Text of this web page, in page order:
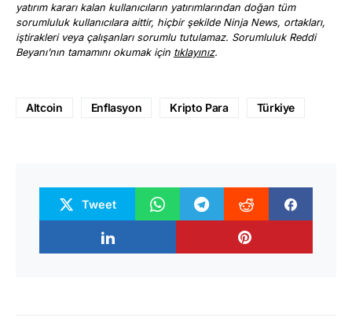
yatırım kararı kalan kullanıcıların yatırımlarından doğan tüm
sorumluluk kullanıcılara aittir, hiçbir şekilde Ninja News, ortakları,
iştirakleri veya çalışanları sorumlu tutulamaz. Sorumluluk Reddi
Beyanı’nın tamamını okumak için tıklayınız.
Altcoin Enflasyon Kripto Para Türkiye
Tweet